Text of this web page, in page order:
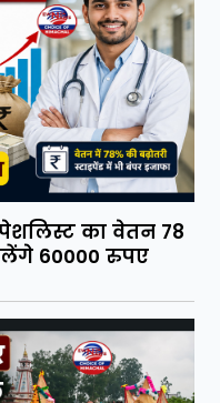
का वेतन 78
60000 रुपए